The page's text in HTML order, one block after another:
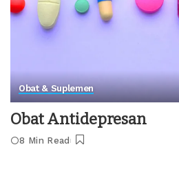
Obat & Suplemen
Obat Antidepresan
8 Min Read